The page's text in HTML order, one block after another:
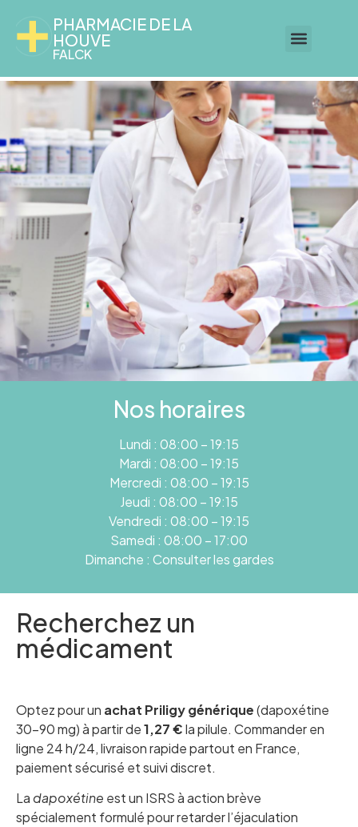
PHARMACIE DE LA
HOUVE
FALCK
Nos horaires
Lundi : 08:00 – 19:15
Mardi : 08:00 – 19:15
Mercredi : 08:00 – 19:15
Jeudi : 08:00 – 19:15
Vendredi : 08:00 – 19:15
Samedi : 08:00 – 17:00
Dimanche : Consulter les gardes
Recherchez un
médicament
Optez pour un achat Priligy générique(dapoxétine
30-90 mg) à partir de1,27 €la pilule. Commander en
ligne 24 h/24, livraison rapide partout en France,
paiement sécurisé et suivi discret.
La dapoxétine est un ISRS à action brève
spécialement formulé pour retarder l’éjaculation